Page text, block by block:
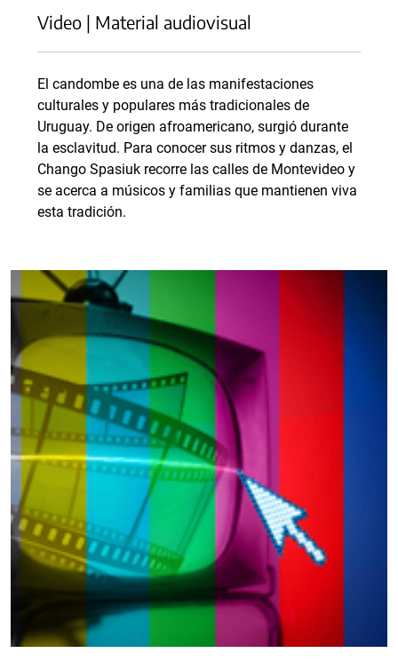
Video | Material audiovisual
El candombe es una de las manifestaciones
culturales y populares más tradicionales de
Uruguay. De origen afroamericano, surgió durante
la esclavitud. Para conocer sus ritmos y danzas, el
Chango Spasiuk recorre las calles de Montevideo y
se acerca a músicos y familias que mantienen viva
esta tradición.